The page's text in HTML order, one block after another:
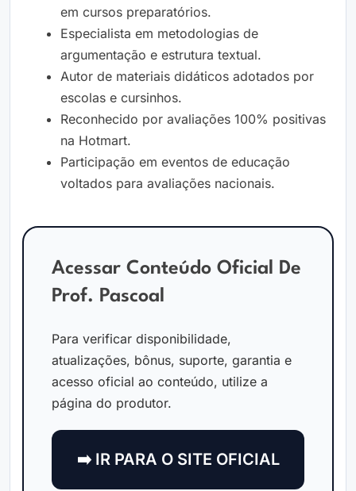
em cursos preparatórios.
Especialista em metodologias de
argumentação e estrutura textual.
Autor de materiais didáticos adotados por
escolas e cursinhos.
Reconhecido por avaliações 100% positivas
na Hotmart.
Participação em eventos de educação
voltados para avaliações nacionais.
Acessar Conteúdo Oficial De
Prof. Pascoal
Para verificar disponibilidade,
atualizações, bônus, suporte, garantia e
acesso oficial ao conteúdo, utilize a
página do produtor.
➡️ IR PARA O SITE OFICIAL